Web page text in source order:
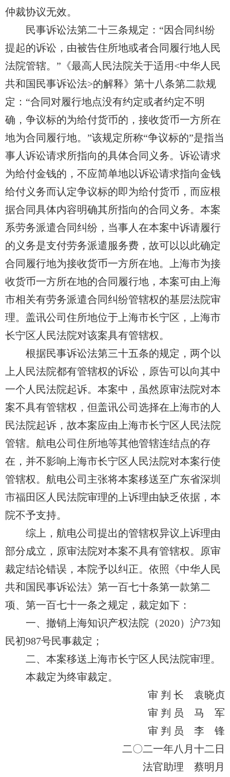
仲裁协议无效。
民事诉讼法第二十三条规定：“因合同纠纷
提起的诉讼，由被告住所地或者合同履行地人民
法院管辖。”《最高人民法院关于适用<中华人民
共和国民事诉讼法>的解释》第十八条第二款规
定：“合同对履行地点没有约定或者约定不明
确，争议标的为给付货币的，接收货币一方所在
地为合同履行地。”该规定所称“争议标的”是指当
事人诉讼请求所指向的具体合同义务。诉讼请求
为给付金钱的，不应简单地以诉讼请求指向金钱
给付义务而认定争议标的即为给付货币，而应根
据合同具体内容明确其所指向的合同义务。本案
系劳务派遣合同纠纷，当事人在本案中诉请履行
的义务是支付劳务派遣服务费，故可以以此确定
合同履行地为接收货币一方所在地。上海市为接
收货币一方所在地的合同履行地，本案可由上海
市相关有劳务派遣合同纠纷管辖权的基层法院审
理。 盖讯公司 住所地位于上海市长宁区，上海市
长宁区人民法院对该案具有管辖权。
根据民事诉讼法第三十五条的规定，两个以
上人民法院都有管辖权的诉讼，原告可以向其中
一个人民法院起诉。本案中，虽然原审法院对本
案不具有管辖权， 但盖讯公司 选择在上海市的人
民法院起诉，故本案应由上海市长宁区人民法院
管辖。 航电公司 住所地等其他管辖连结点的存
在，并不影响上海市长宁区人民法院对本案行使
管辖权。 航电公司 主张将本案移送至广东省深圳
市福田区人民法院审理的上诉理由缺乏依据，本
院不予支持。
综上， 航电公司 提出的管辖权异议上诉理由
部分成立，原审法院对本案不具有管辖权。原审
裁定结论错误，本院予以纠正。依照《中华人民
共和国民事诉讼法》第一百七十条第一款第二
项、第一百七十一条之规定，裁定如下：
一、撤销上海知识产权法院（2020）沪73知
民初987号民事裁定；
二、本案移送上海市长宁区人民法院审理。
本裁定为终审裁定。
审 判 长 袁晓贞
审 判 员 马 军
审 判 员 李 锋
二〇二一年八月十二日
法官助理 蔡明月